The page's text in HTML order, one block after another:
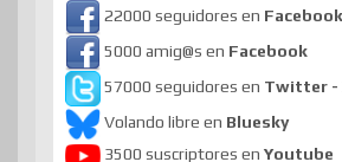
22000 seguidores en Facebook
5000 amig@s en Facebook
57000 seguidores en Twitter -
Volando libre en Bluesky
3500 suscriptores en Youtube